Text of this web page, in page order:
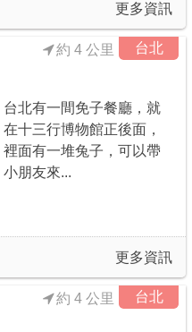
更多資訊
台北
約 4 公里
台北有一間免子餐廳，就
在十三行博物館正後面，
裡面有一堆兔子，可以帶
小朋友來...
更多資訊
台北
約 4 公里